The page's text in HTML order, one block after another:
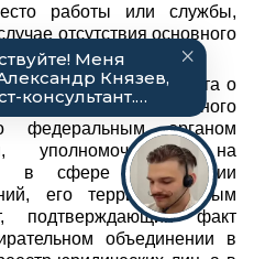
работы или службы,
отсутствия основного
занятий);
копию документа о
избирательного
федеральным органом
уполномоченным на
в сфере регистрации
его территориальным
подтверждающий факт
объединении в